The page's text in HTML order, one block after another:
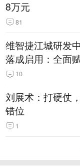
8万元
81
维智捷江城研发
落成启用：全面
10
刘展术：打硬仗
错位
1